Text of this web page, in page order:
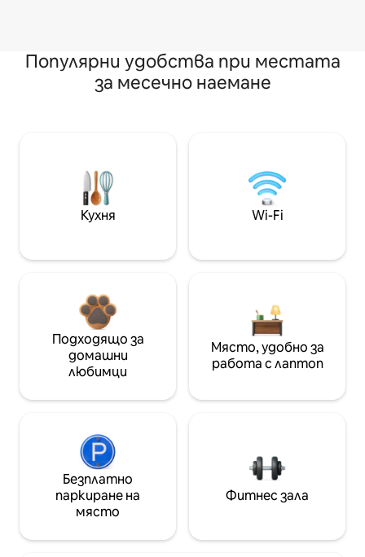
Популярни удобства при местата
за месечно наемане
Кухня Wi-Fi
Подходящо за
домашни
любимци
Място, удобно за
работа с лаптоп
Безплатно
паркиране на
място
Фитнес зала